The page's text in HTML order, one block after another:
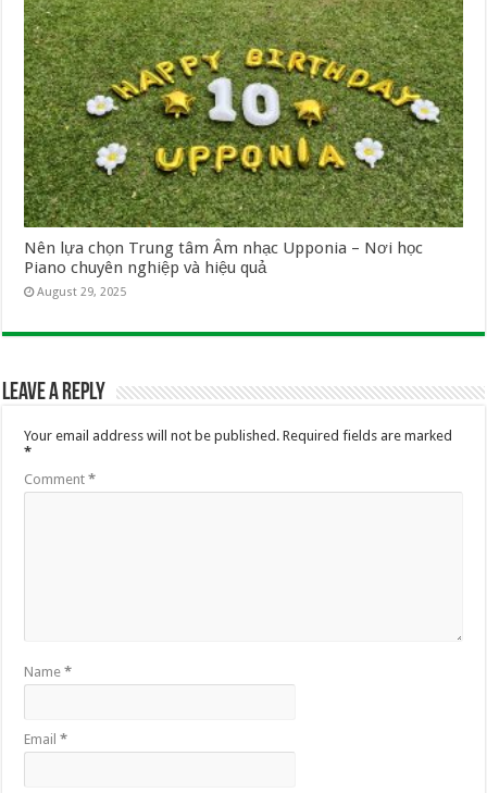
Nên lựa chọn Trung tâm Âm nhạc Upponia – Nơi học
Piano chuyên nghiệp và hiệu quả
August 29, 2025
Leave a Reply
Your email address will not be published. Required fields are marked
*
Comment*
Name*
Email*